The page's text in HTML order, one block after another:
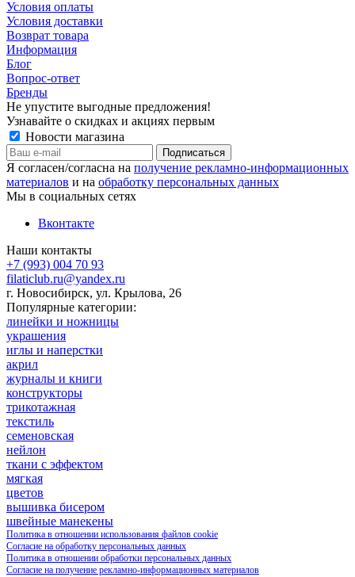
Условия оплаты
Условия доставки
Возврат товара
Информация
Блог
Вопрос-ответ
Бренды
Не упустите выгодные предложения!
Узнавайте о скидках и акциях первым
Новости магазина
Я согласен/согласна на получение рекламно-информационных
материалов и на обработку персональных данных
Мы в социальных сетях
Вконтакте
Наши контакты
+7 (993) 004 70 93
filaticlub.ru@yandex.ru
г. Новосибирск, ул. Крылова, 26
Популярные категории:
линейки и ножницы
украшения
иглы и наперстки
акрил
журналы и книги
конструкторы
трикотажная
текстиль
семеновская
нейлон
ткани с эффектом
мягкая
цветов
вышивка бисером
швейные манекены
Политика в отношении использования файлов cookie
Согласие на обработку персональных данных
Политика в отношении обработки персональных данных
Согласие на получение рекламно-информационных материалов